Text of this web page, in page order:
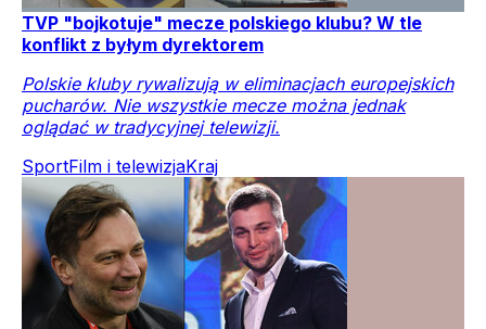
TVP "bojkotuje" mecze polskiego klubu? W tle
konflikt z byłym dyrektorem
Polskie kluby rywalizują w eliminacjach europejskich
pucharów. Nie wszystkie mecze można jednak
oglądać w tradycyjnej telewizji.
SportFilm i telewizjaKraj